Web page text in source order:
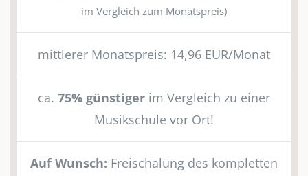
im Vergleich zum Monatspreis)
mittlerer Monatspreis: 14,96 EUR/Monat
ca. 75% günstiger im Vergleich zu einer
Musikschule vor Ort!
Auf Wunsch: Freischalung des kompletten